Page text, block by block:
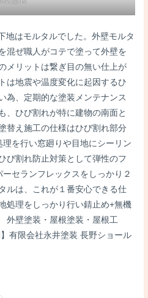
地はモルタルでした。外壁モルタ
混ぜ職人がコテで塗って外壁を
メリットは繋ぎ目の無い仕上が
は地震や温度変化に起因するひ
為、定期的な塗装メンテナンス
、ひび割れが特に建物の南面と
替え施工の仕様はひび割れ部分
を行い窓廻りや目地にシーリン
び割れ防止対策として弾性のフ
セランフレックスをしっかり２
ルは、これが１番安心できる仕
処理をしっかり行い錆止め+無機
壁塗装・屋根塗装・屋根工
有限会社永井塗装 長野ショール